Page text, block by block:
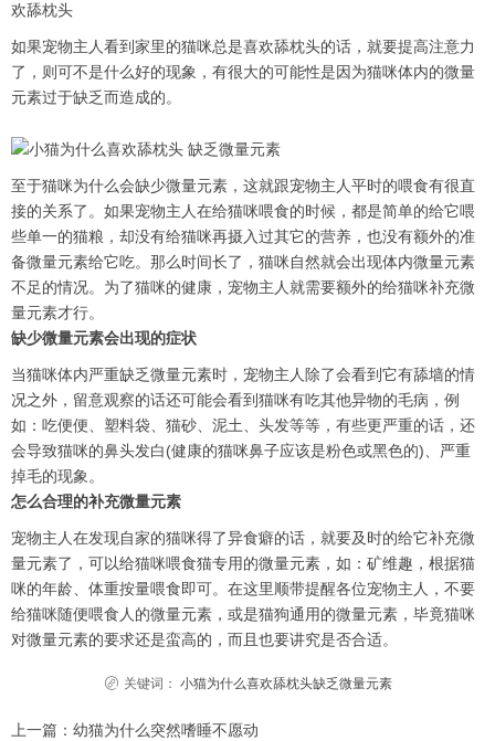
欢舔枕头
如果宠物主人看到家里的猫咪总是喜欢舔枕头的话，就要提高注意力
了，则可不是什么好的现象，有很大的可能性是因为猫咪体内的微量
元素过于缺乏而造成的。
至于猫咪为什么会缺少微量元素，这就跟宠物主人平时的喂食有很直
接的关系了。如果宠物主人在给猫咪喂食的时候，都是简单的给它喂
些单一的猫粮，却没有给猫咪再摄入过其它的营养，也没有额外的准
备微量元素给它吃。那么时间长了，猫咪自然就会出现体内微量元素
不足的情况。为了猫咪的健康，宠物主人就需要额外的给猫咪补充微
量元素才行。
缺少微量元素会出现的症状
当猫咪体内严重缺乏微量元素时，宠物主人除了会看到它有舔墙的情
况之外，留意观察的话还可能会看到猫咪有吃其他异物的毛病，例
如：吃便便、塑料袋、猫砂、泥土、头发等等，有些更严重的话，还
会导致猫咪的鼻头发白(健康的猫咪鼻子应该是粉色或黑色的)、严重
掉毛的现象。
怎么合理的补充微量元素
宠物主人在发现自家的猫咪得了异食癖的话，就要及时的给它补充微
量元素了，可以给猫咪喂食猫专用的微量元素，如：矿维趣，根据猫
咪的年龄、体重按量喂食即可。在这里顺带提醒各位宠物主人，不要
给猫咪随便喂食人的微量元素，或是猫狗通用的微量元素，毕竟猫咪
对微量元素的要求还是蛮高的，而且也要讲究是否合适。
关键词： 小猫为什么喜欢舔枕头缺乏微量元素
上一篇： 幼猫为什么突然嗜睡不愿动